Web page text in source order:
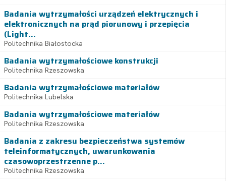
Badania wytrzymałości urządzeń elektrycznych i
elektronicznych na prąd piorunowy i przepięcia
(Light...
Politechnika Białostocka
Badania wytrzymałościowe konstrukcji
Politechnika Rzeszowska
Badania wytrzymałościowe materiałów
Politechnika Lubelska
Badania wytrzymałościowe materiałów
Politechnika Rzeszowska
Badania z zakresu bezpieczeństwa systemów
teleinformatycznych, uwarunkowania
czasowoprzestrzenne p...
Politechnika Rzeszowska